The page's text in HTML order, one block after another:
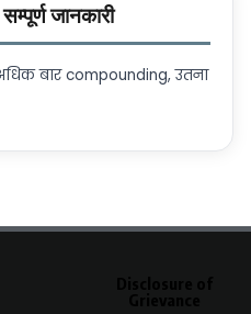
जानकारी
बार compounding, उतना